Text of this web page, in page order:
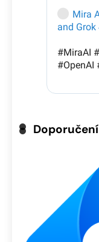
Doporučení